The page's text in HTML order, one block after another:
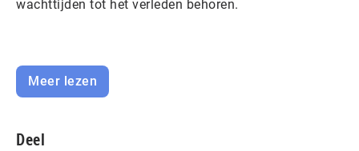
wachttijden tot het verleden behoren.
Meer lezen
Deel